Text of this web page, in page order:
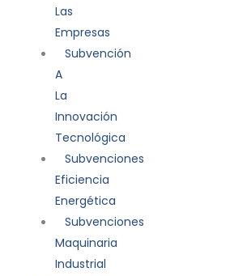
Las
Empresas
Subvención
A
La
Innovación
Tecnológica
Subvenciones
Eficiencia
Energética
Subvenciones
Maquinaria
Industrial